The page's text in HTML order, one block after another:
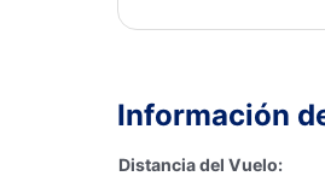
Información
Distancia del Vuelo: